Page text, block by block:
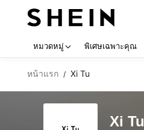
หมวดหมู่ พิเศษเฉพาะคุณ
หน้าแรก / Xi Tu
Xi Tu